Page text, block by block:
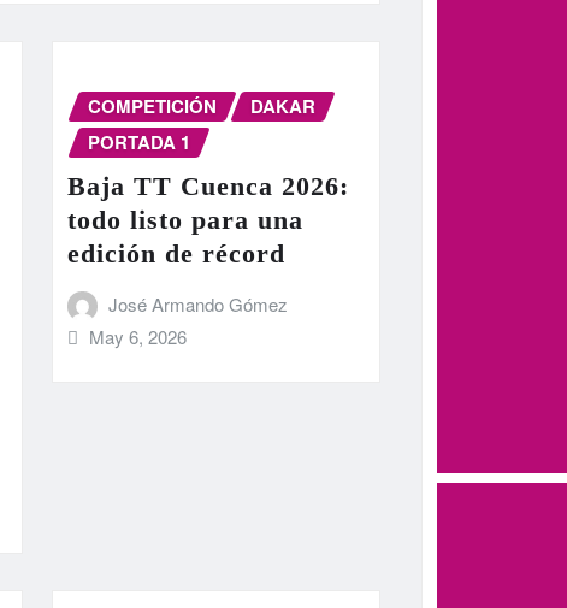
COMPETICIÓN
DAKAR
PORTADA 1
Baja TT Cuenca 2026:
todo listo para una
edición de récord
José Armando Gómez
May 6, 2026